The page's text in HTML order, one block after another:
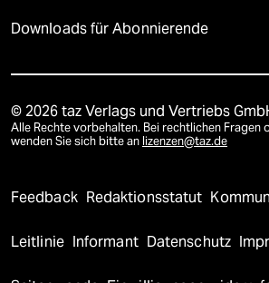
Downloads für Abonnierende
© 2026 taz Verlags und Vertriebs
Alle Rechte vorbehalten. Bei rechtlichen Fragen
wenden Sie sich bitte an lizenzen@taz.de
Feedback Redaktionsstatut
Leitlinie Informant Datenschutz